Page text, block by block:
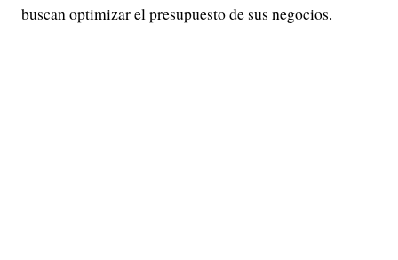
buscan optimizar el presupuesto de sus negocios.